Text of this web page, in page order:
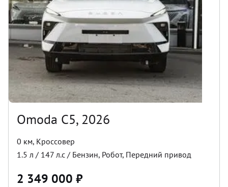
Omoda C5, 2026
0 км, Кроссовер
1.5 л / 147 л.с / Бензин, Робот, Передний привод
2 349 000 ₽